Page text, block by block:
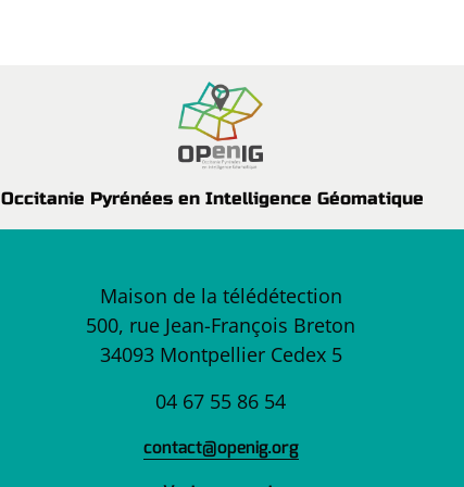
Occitanie Pyrénées en Intelligence Géomatique
Maison de la télédétection
500, rue Jean-François Breton
34093 Montpellier Cedex 5
04 67 55 86 54
contact@openig.org